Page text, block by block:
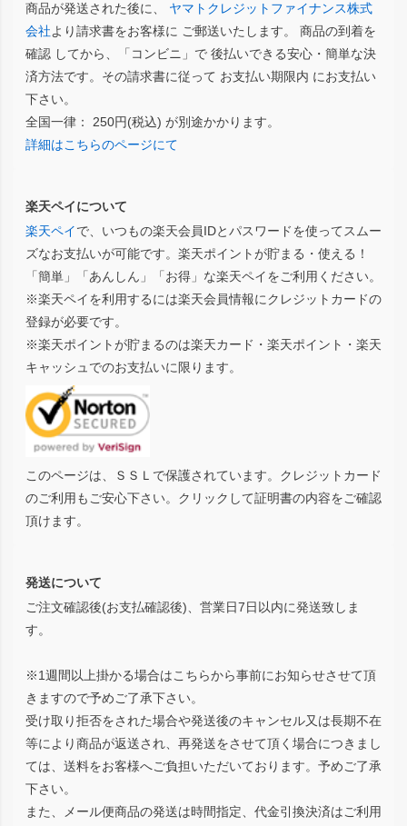
商品が発送された後に、 ヤマトクレジットファイナンス株式
会社より請求書をお客様に ご郵送いたします。 商品の到着を
確認 してから、「コンビニ」で 後払いできる安心・簡単な決
済方法です。その請求書に従って お支払い期限内 にお支払い
下さい。
全国一律： 250円(税込) が別途かかります。
詳細はこちらのページにて
楽天ペイについて
楽天ペイで、いつもの楽天会員IDとパスワードを使ってスムー
ズなお支払いが可能です。楽天ポイントが貯まる・使える！
「簡単」「あんしん」「お得」な楽天ペイをご利用ください。
※楽天ペイを利用するには楽天会員情報にクレジットカードの
登録が必要です。
※楽天ポイントが貯まるのは楽天カード・楽天ポイント・楽天
キャッシュでのお支払いに限ります。
このページは、ＳＳＬで保護されています。クレジットカード
のご利用もご安心下さい。クリックして証明書の内容をご確認
頂けます。
発送について
ご注文確認後(お支払確認後)、営業日7日以内に発送致しま
す。
※1週間以上掛かる場合はこちらから事前にお知らせさせて頂
きますので予めご了承下さい。
受け取り拒否をされた場合や発送後のキャンセル又は長期不在
等により商品が返送され、再発送をさせて頂く場合につきまし
ては、送料をお客様へご負担いただいております。予めご了承
下さい。
また、メール便商品の発送は時間指定、代金引換決済はご利用